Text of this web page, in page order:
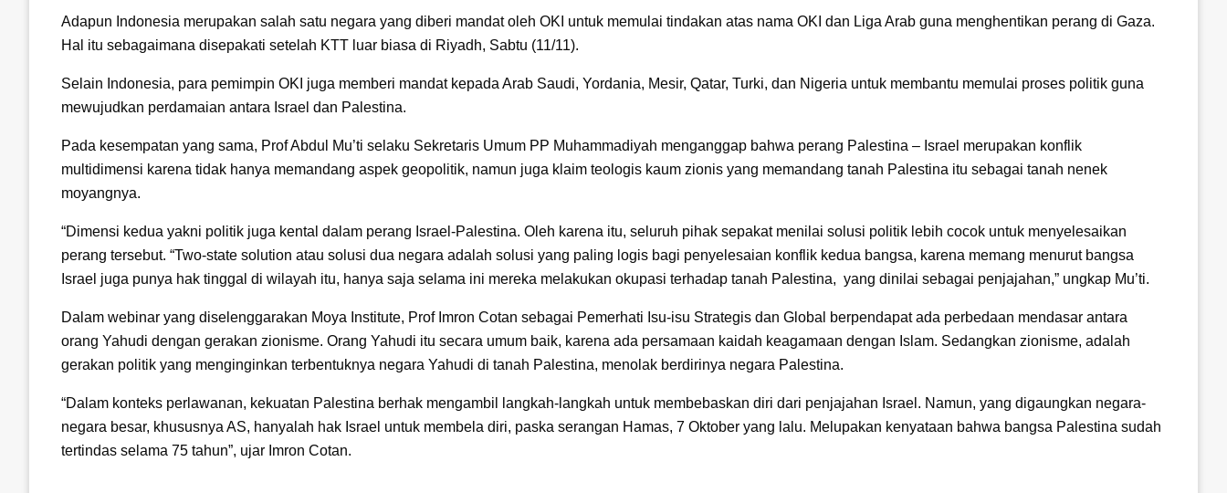
Adapun Indonesia merupakan salah satu negara yang diberi mandat oleh OKI untuk memulai tindakan atas nama OKI dan Liga Arab guna menghentikan perang di Gaza.
Hal itu sebagaimana disepakati setelah KTT luar biasa di Riyadh, Sabtu (11/11).
Selain Indonesia, para pemimpin OKI juga memberi mandat kepada Arab Saudi, Yordania, Mesir, Qatar, Turki, dan Nigeria untuk membantu memulai proses politik guna
mewujudkan perdamaian antara Israel dan Palestina.
Pada kesempatan yang sama, Prof Abdul Mu’ti selaku Sekretaris Umum PP Muhammadiyah menganggap bahwa perang Palestina – Israel merupakan konflik
multidimensi karena tidak hanya memandang aspek geopolitik, namun juga klaim teologis kaum zionis yang memandang tanah Palestina itu sebagai tanah nenek
moyangnya.
“Dimensi kedua yakni politik juga kental dalam perang Israel-Palestina. Oleh karena itu, seluruh pihak sepakat menilai solusi politik lebih cocok untuk menyelesaikan
perang tersebut. “Two-state solution atau solusi dua negara adalah solusi yang paling logis bagi penyelesaian konflik kedua bangsa, karena memang menurut bangsa
Israel juga punya hak tinggal di wilayah itu, hanya saja selama ini mereka melakukan okupasi terhadap tanah Palestina, yang dinilai sebagai penjajahan,” ungkap Mu’ti.
Dalam webinar yang diselenggarakan Moya Institute, Prof Imron Cotan sebagai Pemerhati Isu-isu Strategis dan Global berpendapat ada perbedaan mendasar antara
orang Yahudi dengan gerakan zionisme. Orang Yahudi itu secara umum baik, karena ada persamaan kaidah keagamaan dengan Islam. Sedangkan zionisme, adalah
gerakan politik yang menginginkan terbentuknya negara Yahudi di tanah Palestina, menolak berdirinya negara Palestina.
“Dalam konteks perlawanan, kekuatan Palestina berhak mengambil langkah-langkah untuk membebaskan diri dari penjajahan Israel. Namun, yang digaungkan negara-
negara besar, khususnya AS, hanyalah hak Israel untuk membela diri, paska serangan Hamas, 7 Oktober yang lalu. Melupakan kenyataan bahwa bangsa Palestina sudah
tertindas selama 75 tahun”, ujar Imron Cotan.